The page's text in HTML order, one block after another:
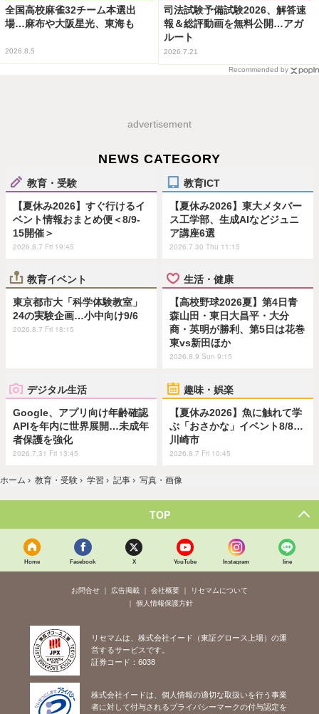
全国高校麻雀32チーム本選出
場…麻布や大阪星光、東海も
2026.8.5
司法試験予備試験2026、解答速
報＆総評動画を無料公開…アガ
ルート
2026.7.21
Recommended by
advertisement
NEWS CATEGORY
教育・受験
【夏休み2026】すぐ行けるイ
ベント情報おまとめ便＜8/9-
15開催＞
2026.8.7 Fri 19:45
教育ICT
【夏休み2026】東大メタバー
ス工学部、生成AIなどジュニ
ア講座6選
2026.7.30 Thu 11:15
教育イベント
東京都市大「科学体験教室」
24の実験企画…小中向け9/6
2026.8.7 Fri 18:15
生活・健康
【高校野球2026夏】第4日青
森山田・東日大昌平・大分
商・英明が勝利、第5日は花巻
東vs新田ほか
2026.8.9 Sun 9:15
デジタル生活
Google、アプリ向け年齢確認
APIを年内に世界展開…未成年
者保護を強化
2026.7.31 Fri 13:45
趣味・娯楽
【夏休み2026】魚に触れて学
ぶ「おさかな」イベント8/8…
川崎市
2026.8.7 Fri 10:45
ホーム › 教育・受験 › 学習 › 記事 › 写真・画像
TOP
Home Facebook X YouTube Instagram line
お問合せ 広告掲載 会社概要
リセマムについて
個人情報保護方針
リセマムは、株式会社イード（東証グロース上場）の運
営するサービスです。
証券コード：6038
株式会社イードは、個人情報の適切な取扱いを行う事業
者に対して付与されるプライバシーマークの付与認定を